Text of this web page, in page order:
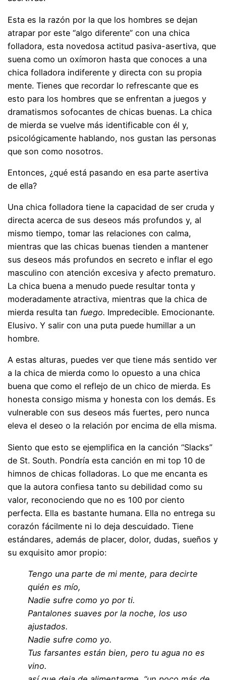
Esta es la razón por la que los hombres se dejan
atrapar por este “algo diferente” con una chica
folladora, esta novedosa actitud pasiva-asertiva, que
suena como un oxímoron hasta que conoces a una
chica folladora indiferente y directa con su propia
mente. Tienes que recordar lo refrescante que es
esto para los hombres que se enfrentan a juegos y
dramatismos sofocantes de chicas buenas. La chica
de mierda se vuelve más identificable con él y,
psicológicamente hablando, nos gustan las personas
que son como nosotros.
Entonces, ¿qué está pasando en esa parte asertiva
de ella?
Una chica folladora tiene la capacidad de ser cruda y
directa acerca de sus deseos más profundos y, al
mismo tiempo, tomar las relaciones con calma,
mientras que las chicas buenas tienden a mantener
sus deseos más profundos en secreto e inflar el ego
masculino con atención excesiva y afecto prematuro.
La chica buena a menudo puede resultar tonta y
moderadamente atractiva, mientras que la chica de
mierda resulta tan fuego. Impredecible. Emocionante.
Elusivo. Y salir con una puta puede humillar a un
hombre.
A estas alturas, puedes ver que tiene más sentido ver
a la chica de mierda como lo opuesto a una chica
buena que como el reflejo de un chico de mierda. Es
honesta consigo misma y honesta con los demás. Es
vulnerable con sus deseos más fuertes, pero nunca
eleva el deseo o la relación por encima de ella misma.
Siento que esto se ejemplifica en la canción “Slacks”
de St. South. Pondría esta canción en mi top 10 de
himnos de chicas folladoras. Lo que me encanta es
que la autora confiesa tanto su debilidad como su
valor, reconociendo que no es 100 por ciento
perfecta. Ella es bastante humana. Ella no entrega su
corazón fácilmente ni lo deja descuidado. Tiene
estándares, además de placer, dolor, dudas, sueños y
su exquisito amor propio:
Tengo una parte de mi mente, para decirte
quién es mío,
Nadie sufre como yo por ti.
Pantalones suaves por la noche, los uso
ajustados.
Nadie sufre como yo.
Tus farsantes están bien, pero tu agua no es
vino.